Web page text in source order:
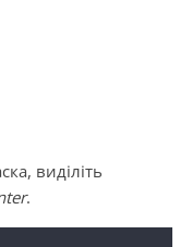
виділіть
.